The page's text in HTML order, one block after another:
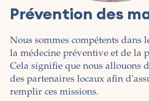
Prévention des
Nous sommes compétents dans
la médecine préventive et de la
Cela signifie que nous allouons
des partenaires locaux afin
remplir ces missions.